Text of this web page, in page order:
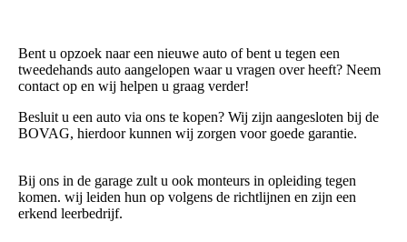
Bent u opzoek naar een nieuwe auto of bent u tegen een
tweedehands auto aangelopen waar u vragen over heeft? Neem
contact op en wij helpen u graag verder!
Besluit u een auto via ons te kopen? Wij zijn aangesloten bij de
BOVAG, hierdoor kunnen wij zorgen voor goede garantie.
Bij ons in de garage zult u ook monteurs in opleiding tegen
komen. wij leiden hun op volgens de richtlijnen en zijn een
erkend leerbedrijf.